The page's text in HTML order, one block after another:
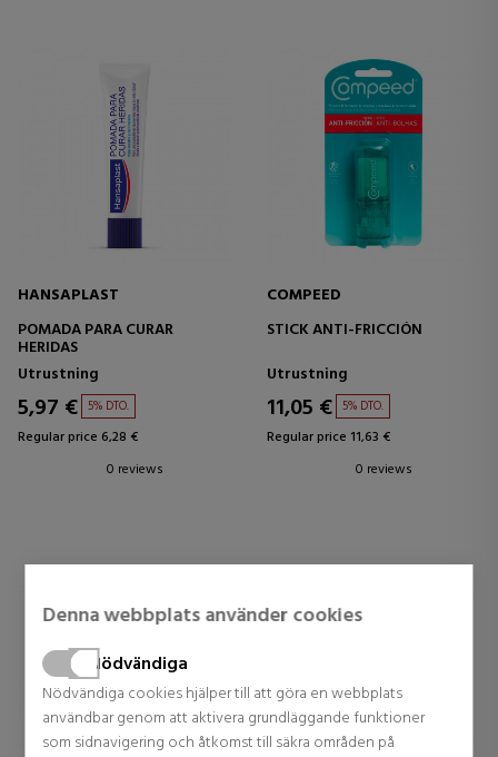
Denna webbplats använder cookies
Nödvändiga
Nödvändiga cookies hjälper till att göra en webbplats
användbar genom att aktivera grundläggande funktioner
som sidnavigering och åtkomst till säkra områden på
HANSAPLAST
POMADA PARA CURAR
HERIDAS
Utrustning
5,97 € 5% DTO.
Regular price 6,28 €
0 reviews
COMPEED
STICK ANTI-FRICCIÓN
Utrustning
11,05 € 5% DTO.
Regular price 11,63 €
0 reviews